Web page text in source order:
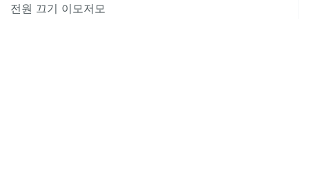
전원 끄기 이모저모